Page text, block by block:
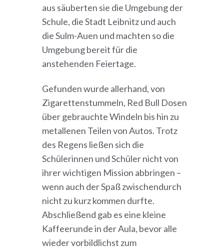
aus säuberten sie die Umgebung der
Schule, die Stadt Leibnitz und auch
die Sulm-Auen und machten so die
Umgebung bereit für die
anstehenden Feiertage.
Gefunden wurde allerhand, von
Zigarettenstummeln, Red Bull Dosen
über gebrauchte Windeln bis hin zu
metallenen Teilen von Autos. Trotz
des Regens ließen sich die
Schülerinnen und Schüler nicht von
ihrer wichtigen Mission abbringen –
wenn auch der Spaß zwischendurch
nicht zu kurz kommen durfte.
Abschließend gab es eine kleine
Kaffeerunde in der Aula, bevor alle
wieder vorbildlichst zum